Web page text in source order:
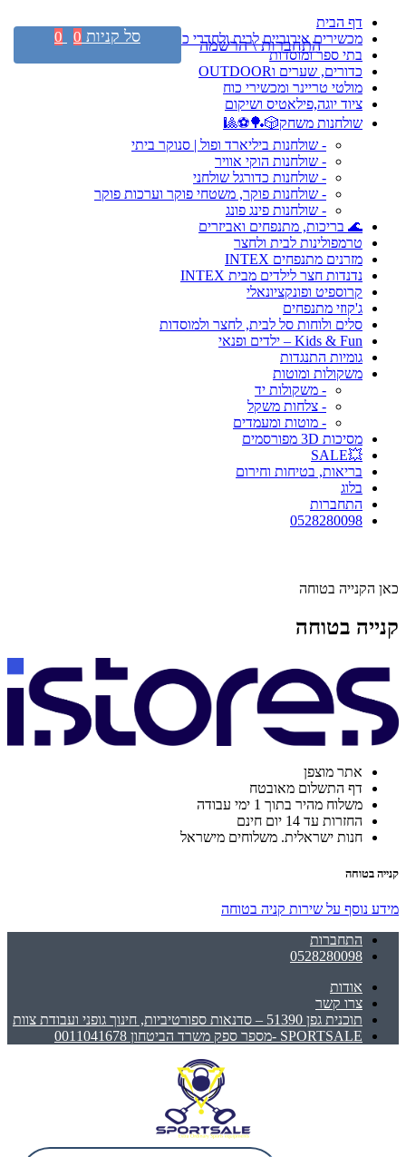
דף הבית
מכשירים אירוביים לבית ולחדרי כושר
בתי ספר ומוסדות
כדורים, שערים וOUTDOOR
מולטי טריינר ומכשירי כוח
ציוד יוגה,פילאטיס ושיקום
שולחנות משחק🎲🏓⚽🎱
- שולחנות ביליארד ופול | סנוקר ביתי
- שולחנות הוקי אוויר
- שולחנות כדורגל שולחני
- שולחנות פוקר, משטחי פוקר וערכות פוקר
- שולחנות פינג פונג
🌊 בריכות, מתנפחים ואביזרים
טרמפולינות לבית ולחצר
מזרנים מתנפחים INTEX
נדנדות חצר לילדים מבית INTEX
קרוספיט ופונקציונאלי
ג'קוזי מתנפחים
סלים ולוחות סל לבית, לחצר ולמוסדות
Kids & Fun – ילדים ופנאי
גומיות התנגדות
משקולות ומוטות
- משקולות יד
- צלחות משקל
- מוטות ומעמדים
מסיכות 3D מפורסמים
💥SALE
בריאות, בטיחות וחירום
בלוג
התחברות
0528280098
כאן הקנייה בטוחה
קנייה בטוחה
אתר מוצפן
דף התשלום מאובטח
משלוח מהיר בתוך 1 ימי עבודה
החזרות עד 14 יום חינם
חנות ישראלית. משלוחים מישראל
קנייה בטוחה
מידע נוסף על שירות קניה בטוחה
התחברות
0528280098
אודות
צרו קשר
תוכנית גפן 51390 – סדנאות ספורטיביות, חינוך גופני ועבודת צוות
SPORTSALE -מספר ספק משרד הביטחון 0011041678
התחברות \ הרשמה סל קניות 0
0